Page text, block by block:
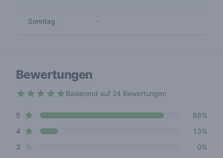
Sonntag -
Bewertungen
Basierend auf 24 Bewertungen
Review data
5 star reviews
88%
4star reviews
13%
3
0%